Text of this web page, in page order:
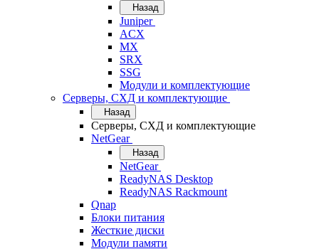
Назад
Juniper
ACX
MX
SRX
SSG
Модули и комплектующие
Серверы, СХД и комплектующие
Назад
Серверы, СХД и комплектующие
NetGear
Назад
NetGear
ReadyNAS Desktop
ReadyNAS Rackmount
Qnap
Блоки питания
Жесткие диски
Модули памяти